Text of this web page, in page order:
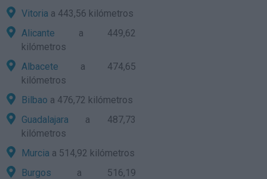
Vitoria a 443,56 kilómetros
Alicante a 449,62
kilómetros
Albacete a 474,65
kilómetros
Bilbao a 476,72 kilómetros
Guadalajara a 487,73
kilómetros
Murcia a 514,92 kilómetros
Burgos a 516,19